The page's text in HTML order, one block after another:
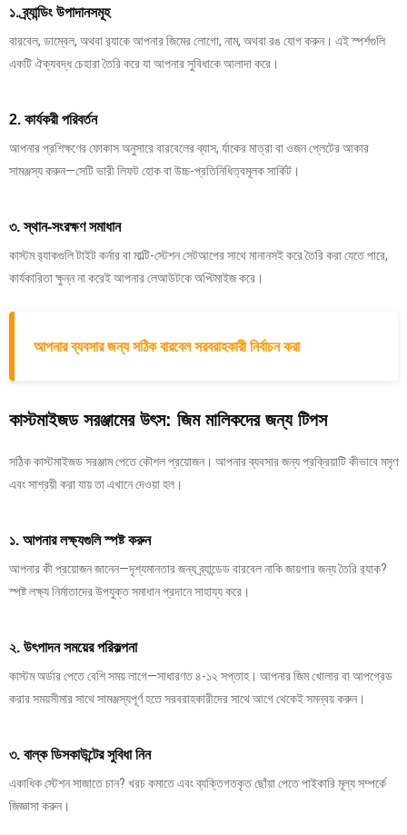
১. ব্র্যান্ডিং উপাদানসমূহ
বারবেল, ডাম্বেল, অথবা র‍্যাকে আপনার জিমের লোগো, নাম, অথবা রঙ যোগ করুন। এই স্পর্শগুলি
একটি ঐক্যবদ্ধ চেহারা তৈরি করে যা আপনার সুবিধাকে আলাদা করে।
2. কার্যকরী পরিবর্তন
আপনার প্রশিক্ষণের ফোকাস অনুসারে বারবেলের ব্যাস, র্যাকের মাত্রা বা ওজন প্লেটের আকার
সামঞ্জস্য করুন—সেটি ভারী লিফট হোক বা উচ্চ-প্রতিনিধিত্বমূলক সার্কিট।
৩. স্থান-সংরক্ষণ সমাধান
কাস্টম র‍্যাকগুলি টাইট কর্নার বা মাল্টি-স্টেশন সেটআপের সাথে মানানসই করে তৈরি করা যেতে পারে,
কার্যকারিতা ক্ষুন্ন না করেই আপনার লেআউটকে অপ্টিমাইজ করে।
আপনার ব্যবসার জন্য সঠিক বারবেল সরবরাহকারী নির্বাচন করা
কাস্টমাইজড সরঞ্জামের উৎস: জিম মালিকদের জন্য টিপস
সঠিক কাস্টমাইজড সরঞ্জাম পেতে কৌশল প্রয়োজন। আপনার ব্যবসার জন্য প্রক্রিয়াটি কীভাবে মসৃণ
এবং সাশ্রয়ী করা যায় তা এখানে দেওয়া হল।
১. আপনার লক্ষ্যগুলি স্পষ্ট করুন
আপনার কী প্রয়োজন জানেন—দৃশ্যমানতার জন্য ব্র্যান্ডেড বারবেল নাকি জায়গার জন্য তৈরি র‍্যাক?
স্পষ্ট লক্ষ্য নির্মাতাদের উপযুক্ত সমাধান প্রদানে সাহায্য করে।
২. উৎপাদন সময়ের পরিকল্পনা
কাস্টম অর্ডার পেতে বেশি সময় লাগে—সাধারণত ৪-১২ সপ্তাহ। আপনার জিম খোলার বা আপগ্রেড
করার সময়সীমার সাথে সামঞ্জস্যপূর্ণ হতে সরবরাহকারীদের সাথে আগে থেকেই সমন্বয় করুন।
৩. বাল্ক ডিসকাউন্টের সুবিধা নিন
একাধিক স্টেশন সাজাতে চান? খরচ কমাতে এবং ব্যক্তিগতকৃত ছোঁয়া পেতে পাইকারি মূল্য সম্পর্কে
জিজ্ঞাসা করুন।